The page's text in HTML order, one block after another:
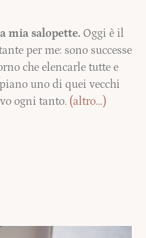
mia salopette. Oggi è il
per me: sono successe
che elencarle tutte e
uno di quei vecchi
ogni tanto. (altro…)